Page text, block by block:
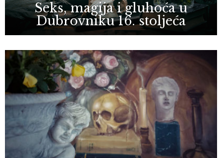
Seks, magija i gluhoća u
Dubrovniku 16. stoljeća